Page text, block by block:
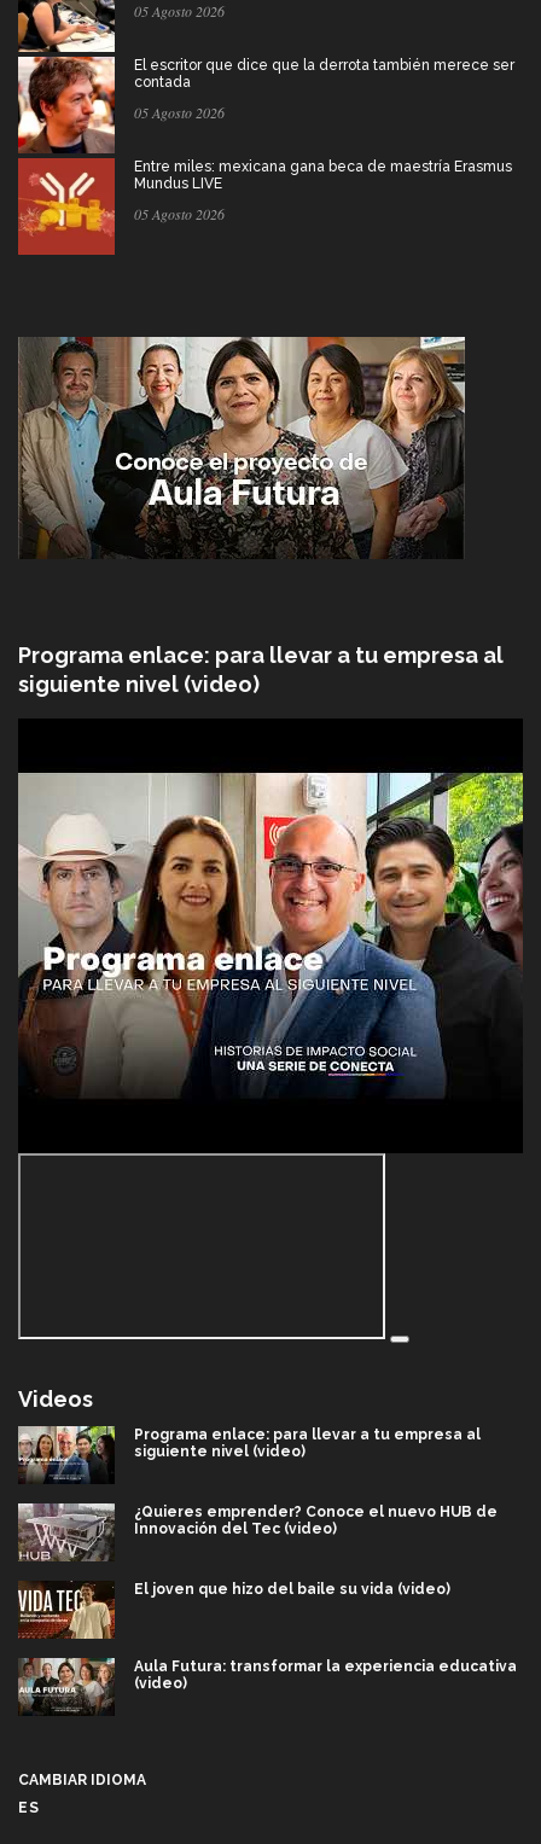
05 Agosto 2026
El escritor que dice que la derrota también merece ser
contada
05 Agosto 2026
Entre miles: mexicana gana beca de maestría Erasmus
Mundus LIVE
05 Agosto 2026
Programa enlace: para llevar a tu empresa al
siguiente nivel (video)
Videos
Programa enlace: para llevar a tu empresa al
siguiente nivel (video)
¿Quieres emprender? Conoce el nuevo HUB de
Innovación del Tec (video)
El joven que hizo del baile su vida (video)
Aula Futura: transformar la experiencia educativa
(video)
CAMBIAR IDIOMA
ES